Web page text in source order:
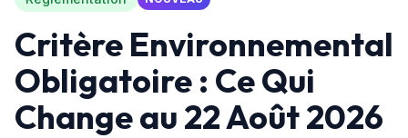
Critère Environnemental
Obligatoire : Ce Qui
Change au 22 Août 2026